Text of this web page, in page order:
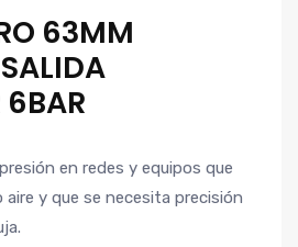
63MM
6BAR
en redes y equipos que
y que se necesita precisión